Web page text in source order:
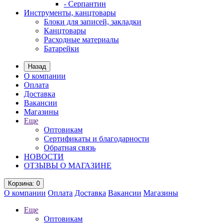
- Серпантин
Инструменты, канцтовары
Блоки для записей, закладки
Канцтовары
Расходные материалы
Батарейки
Назад
О компании
Оплата
Доставка
Вакансии
Магазины
Еще
Оптовикам
Сертификаты и благодарности
Обратная связь
НОВОСТИ
ОТЗЫВЫ О МАГАЗИНЕ
Корзина: 0
О компании Оплата Доставка Вакансии Магазины
Еще
Оптовикам